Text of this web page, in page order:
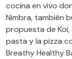
cocina en vivo
Nimbra, también
propuesta de
pasta y la pizza
Breathy Healthy